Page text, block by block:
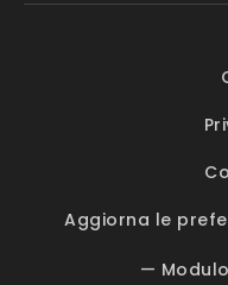
Aggiorna le
—